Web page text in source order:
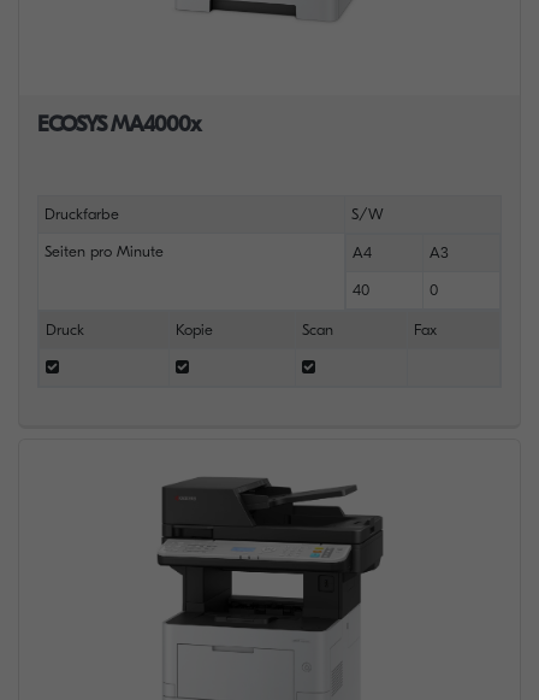
ECOSYS MA4000x
Druckfarbe S/W
Seiten pro Minute A4 A3
40 0
Druck Kopie Scan Fax